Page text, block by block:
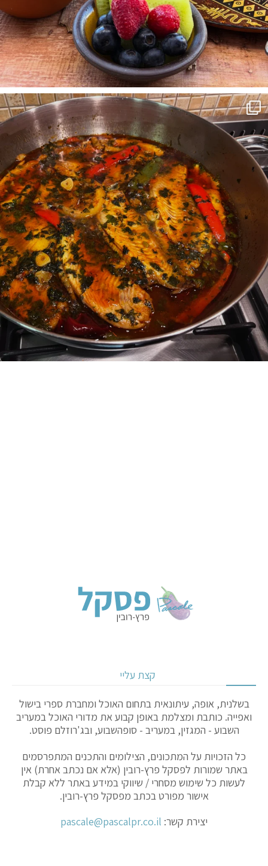
קצת עליי
בשלנית, אופה, עיתונאית בתחום האוכל ומחברת ספרי בישול
ואפייה. כותבת ומצלמת באופן קבוע את מדורי האוכל במעריב
השבוע - המגזין, במעריב - סופהשבוע, ובג'רוזלם פוסט.
כל הזכויות על המתכונים, הצילומים והתכנים המתפרסמים
באתר שמורות לפסקל פרץ-רובין (אלא אם נכתב אחרת) אין
לעשות כל שימוש מסחרי / שיווקי במידע באתר ללא קבלת
אישור מפורט בכתב מפסקל פרץ-רובין.
יצירת קשר: pascale@pascalpr.co.il